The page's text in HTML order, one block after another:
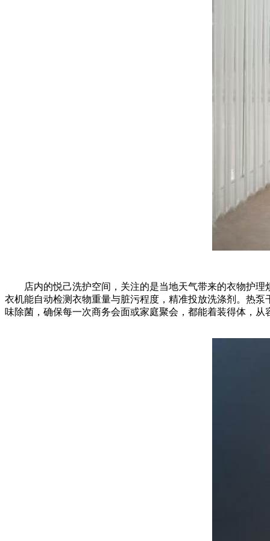
店内的悦己洗护空间，关注的是当地天气带来的衣物护理
衣机能自动检测衣物重量与脏污程度，精准投放洗涤剂。热
味除菌，确保每一次商务会面或家庭聚会，都能着装得体，从